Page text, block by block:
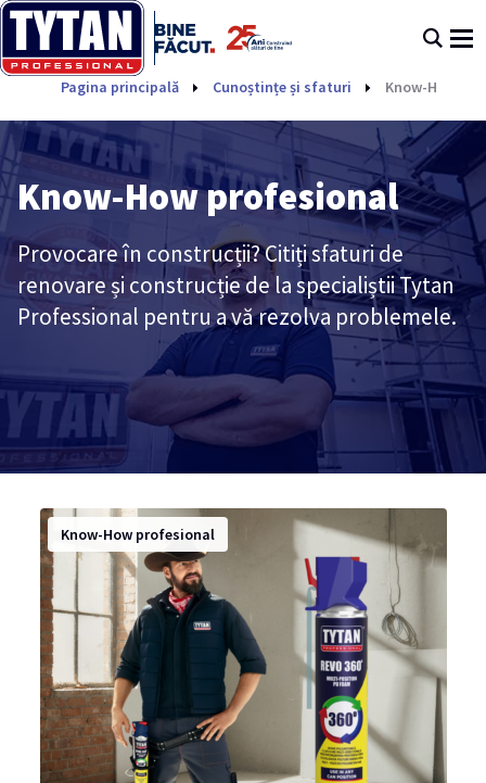
Pagina principală Cunoștințe și sfaturi Know-How
Know-How profesional
Provocare în construcții? Citiți sfaturi de
renovare și construcție de la specialiștii Tytan
Professional pentru a vă rezolva problemele.
Know-How profesional